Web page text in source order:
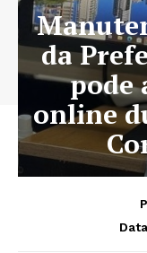
da
pode
online